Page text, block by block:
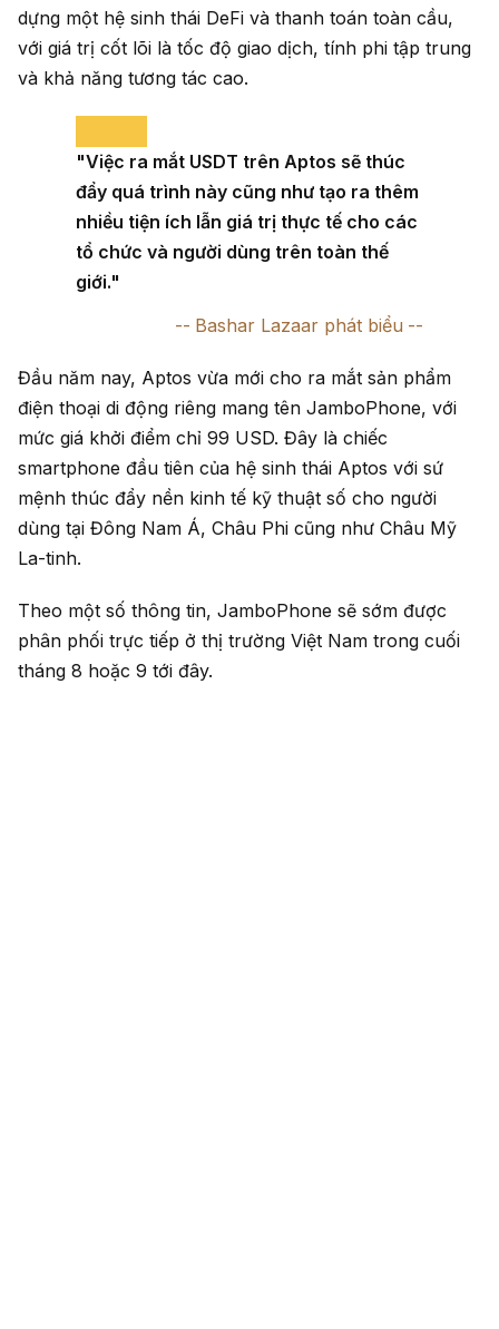
dựng một hệ sinh thái DeFi và thanh toán toàn cầu,
với giá trị cốt lõi là tốc độ giao dịch, tính phi tập trung
và khả năng tương tác cao.
"Việc ra mắt USDT trên Aptos sẽ thúc
đẩy quá trình này cũng như tạo ra thêm
nhiều tiện ích lẫn giá trị thực tế cho các
tổ chức và người dùng trên toàn thế
giới."
Bashar Lazaar phát biểu
Đầu năm nay, Aptos vừa mới cho ra mắt sản phẩm
điện thoại di động riêng mang tên JamboPhone, với
mức giá khởi điểm chỉ 99 USD. Đây là chiếc
smartphone đầu tiên của hệ sinh thái Aptos với sứ
mệnh thúc đẩy nền kinh tế kỹ thuật số cho người
dùng tại Đông Nam Á, Châu Phi cũng như Châu Mỹ
La-tinh.
Theo một số thông tin, JamboPhone sẽ sớm được
phân phối trực tiếp ở thị trường Việt Nam trong cuối
tháng 8 hoặc 9 tới đây.